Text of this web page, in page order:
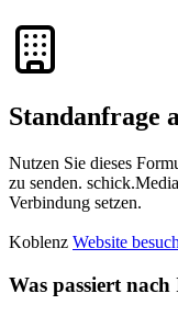
Standanfrage
Nutzen Sie dieses
zu senden.
Verbindung setzen.
Koblenz Website
Was passiert